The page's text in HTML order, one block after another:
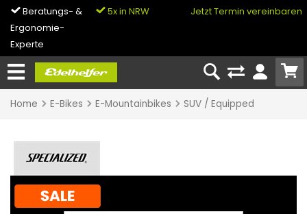
Beratungs- &
Ergonomie-
Experte
5x in NRW
0% Finanzierung
Jetzt Termin vereinbaren
Home E-Bikes E-Mountainbikes SUV / Equipped